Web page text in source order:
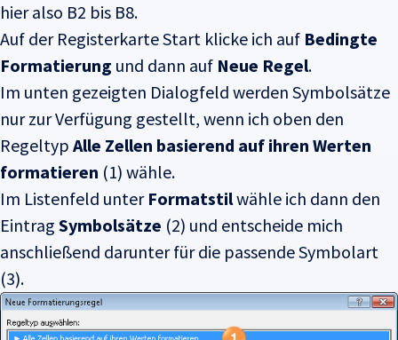
hier also B2 bis B8.
Auf der Registerkarte Start klicke ich auf Bedingte
Formatierung und dann auf Neue Regel.
Im unten gezeigten Dialogfeld werden Symbolsätze
nur zur Verfügung gestellt, wenn ich oben den
Regeltyp Alle Zellen basierend auf ihren Werten
formatieren (1) wähle.
Im Listenfeld unter Formatstilwähle ich dann den
Eintrag Symbolsätze (2) und entscheide mich
anschließend darunter für die passende Symbolart
(3).